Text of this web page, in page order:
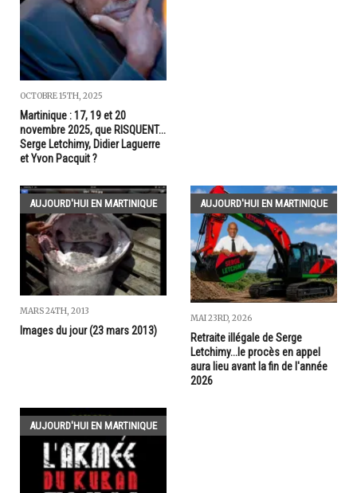
OCTOBRE 15TH, 2025
Martinique : 17, 19 et 20
novembre 2025, que RISQUENT...
Serge Letchimy, Didier Laguerre
et Yvon Pacquit ?
AUJOURD'HUI EN MARTINIQUE
MARS 24TH, 2013
Images du jour (23 mars 2013)
AUJOURD'HUI EN MARTINIQUE
MAI 23RD, 2026
Retraite illégale de Serge
Letchimy...le procès en appel
aura lieu avant la fin de l'année
2026
AUJOURD'HUI EN MARTINIQUE